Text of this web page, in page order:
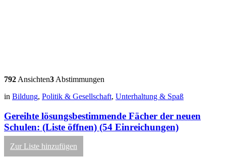
792 Ansichten3 Abstimmungen
in Bildung, Politik & Gesellschaft, Unterhaltung & Spaß
Gereihte lösungsbestimmende Fächer der neuen
Schulen: (Liste öffnen) (54 Einreichungen)
Zur Liste hinzufügen